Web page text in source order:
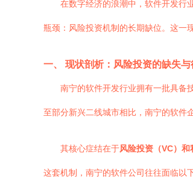
在数字经济的浪潮中，软件开发行
瓶颈：风险投资机制的长期缺位。这一
一、 现状剖析：风险投资的缺失
南宁的软件开发行业拥有一批具备
至部分新兴二线城市相比，南宁的软件
其核心症结在于风险投资（VC）
这套机制，南宁的软件公司往往面临以